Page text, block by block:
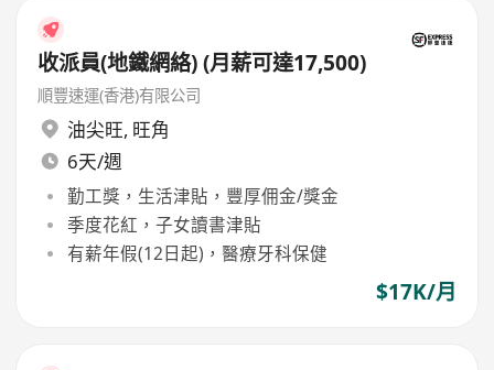
收派員(地鐵網絡) (月薪可達17,500)
順豐速運(香港)有限公司
油尖旺, 旺角
6天/週
勤工獎，生活津貼，豐厚佣金/獎金
季度花紅，子女讀書津貼
有薪年假(12日起)，醫療牙科保健
$17K/月